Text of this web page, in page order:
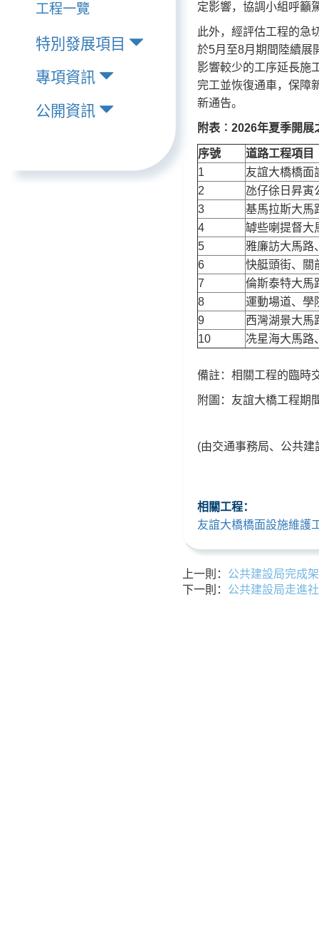
工程一覽
特別發展項目
專項資訊
公開資訊
定影響，協調小組呼籲
此外，經評估工程的急
於5月至8月期間陸續展
影響較少的工序延長施
完工並恢復通車，保障
新通告。
附表︰ 2026年夏季開展
序號
道路工程項目
1
友誼大橋橋面
2
氹仔徐日昇寅
3
基馬拉斯大馬
4
罅些喇提督大
5
雅廉訪大馬路
6
快艇頭街、關
7
倫斯泰特大馬
8
運動場道、學
9
西灣湖景大馬
10
冼星海大馬路
備註：相關工程的臨時
附圖：友誼大橋工程期
(由交通事務局、公共
相關工程：
友誼大橋橋面設施維護
上一則： 公共建設局完成
下一則： 公共建設局走進